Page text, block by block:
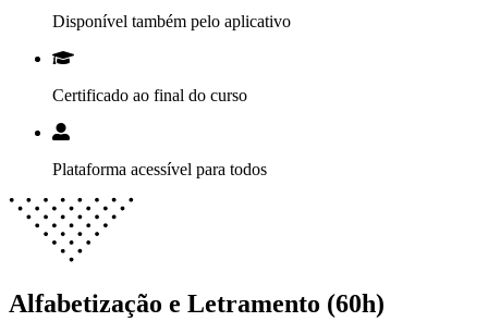
Disponível também pelo aplicativo
Certificado ao final do curso
Plataforma acessível para todos
Alfabetização e Letramento (60h)